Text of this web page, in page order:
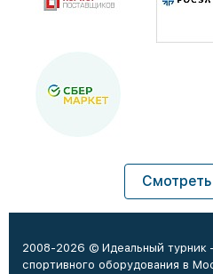
Смотреть
2008-2026 © Идеальный турник
спортивного оборудования в